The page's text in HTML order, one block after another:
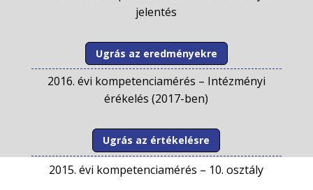
jelentés
Ugrás az eredményekre
2016. évi kompetenciamérés – Intézményi
érékelés (2017-ben)
Ugrás az értékelésre
2015. évi kompetenciamérés – 10. osztály